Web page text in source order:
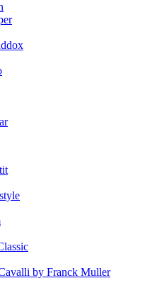
by Franck Muller